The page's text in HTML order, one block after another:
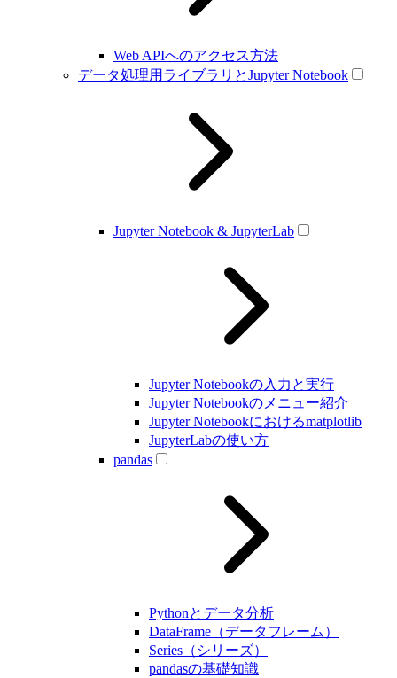
Web APIへのアクセス方法
データ処理用ライブラリとJupyter Notebook
Jupyter Notebook & JupyterLab
Jupyter Notebookの入力と実行
Jupyter Notebookのメニュー紹介
Jupyter Notebookにおけるmatplotlib
JupyterLabの使い方
pandas
Pythonとデータ分析
DataFrame（データフレーム）
Series（シリーズ）
pandasの基礎知識